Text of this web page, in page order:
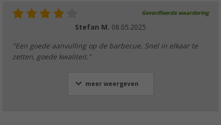
Geverifieerde waardering
Stefan M. 08.05.2025
"Een goede aanvulling op de barbecue. Snel in elkaar te
zetten, goede kwaliteit."
meer weergeven